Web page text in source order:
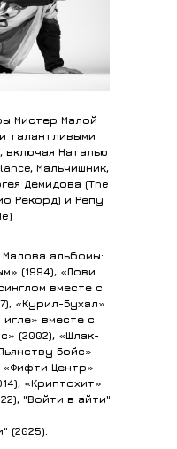
альбомы:
(1994), «Лови
вместе с
«Курил-Бухал»
игле» вместе с
(2002), «Шлак-
Бойс»
«Фифти Центр»
«Криптохит»
"Войти в айти"
(2025).
Мистер Малой
талантливыми
включая Наталью
Мальчишник,
Демидова (The
Рекорд) и Репу